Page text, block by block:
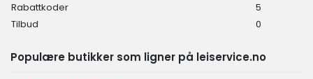
Rabattkoder
5
Tilbud
0
Populære butikker som ligner på leiservice.no